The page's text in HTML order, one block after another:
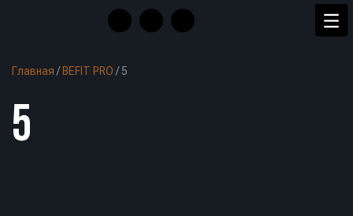
Главная / BEFIT PRO /5
5